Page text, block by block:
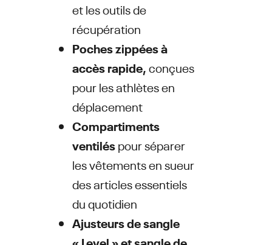
et les outils de
récupération
Poches zippées à
accès rapide,conçues
pour les athlètes en
déplacement
Compartiments
ventiléspour séparer
les vêtements en sueur
des articles essentiels
du quotidien
Ajusteurs de sangle